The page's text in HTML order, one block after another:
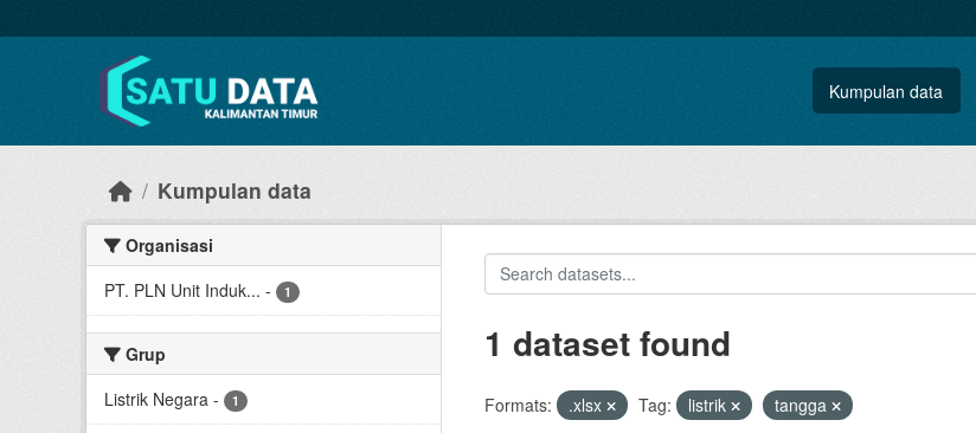
Kumpulan data
Kumpulan data
Organisasi
PT. PLN Unit Induk... - 1
Grup
Listrik Negara - 1
1 dataset found
Formats: .xlsx Tag: listrik tangga